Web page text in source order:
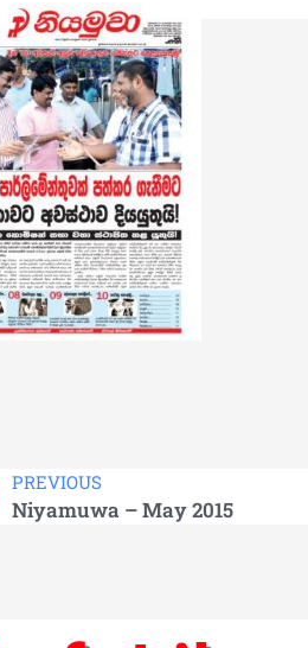
PREVIOUS
Niyamuwa – May 2015